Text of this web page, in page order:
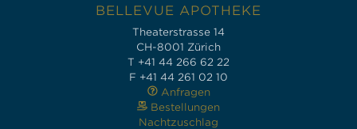
BELLEVUE APOTHEKE
Theaterstrasse 14
CH-8001 Zürich
T +41 44 266 62 22
F +41 44 261 02 10
Anfragen
Bestellungen
Nachtzuschlag